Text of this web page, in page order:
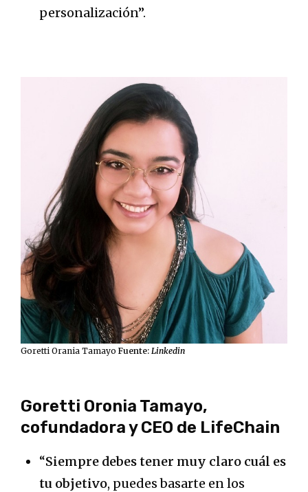
personalización”.
Goretti Orania Tamayo Fuente: Linkedin
Goretti Oronia Tamayo,
cofundadora y CEO de LifeChain
“Siempre debes tener muy claro cuál es
tu objetivo, puedes basarte en los